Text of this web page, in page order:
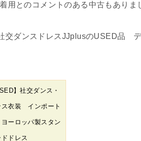
用とのコメントのある中古もありま
社交ダンスドレスJJplusのUSED品
】社交ダンス・
ス衣装 インポート
ーロッパ製スタン
ドドレス